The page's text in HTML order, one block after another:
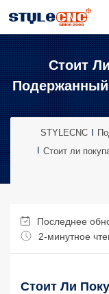
Стоит
STYLECNC
Стоит ли
Последнее
2-минутное
Стоит Ли